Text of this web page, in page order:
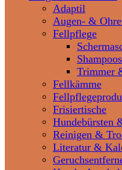
Adaptil
Augen- &
Fellpflege
Shampoos
Trimmer
Fellkämme
Frisiertische
Hundebürsten
Reinigen &
Literatur &